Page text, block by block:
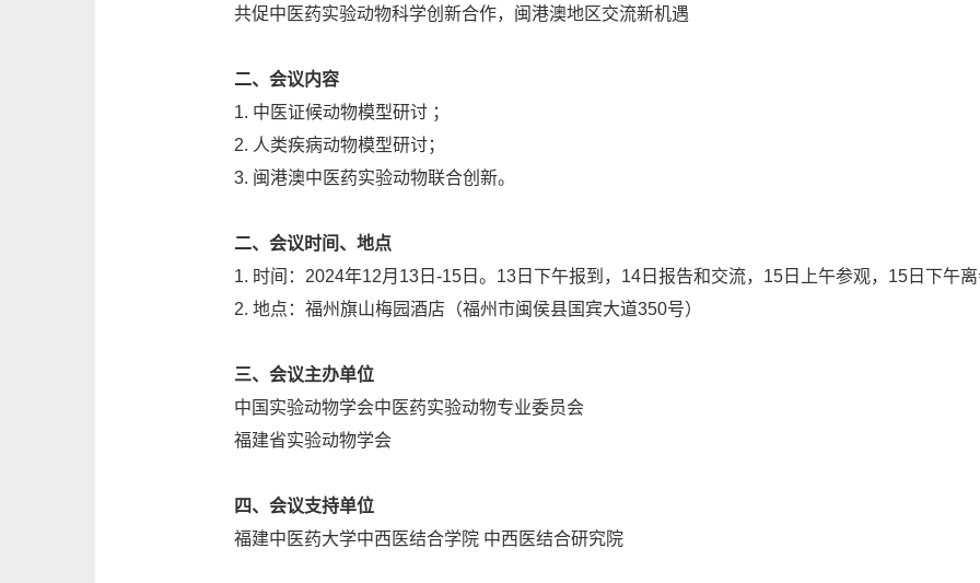
共促中医药实验动物科学创新合作，闽港澳地区交流新机遇
二、会议内容
1. 中医证候动物模型研讨 ；
2. 人类疾病动物模型研讨；
3. 闽港澳中医药实验动物联合创新。
二、会议时间、地点
1. 时间：2024年12月13日-15日。13日下午报到，14日报告和交流，15日上午参观，15日下午
2. 地点：福州旗山梅园酒店（福州市闽侯县国宾大道350号）
三、会议主办单位
中国实验动物学会中医药实验动物专业委员会
福建省实验动物学会
四、会议支持单位
福建中医药大学中西医结合学院 中西医结合研究院